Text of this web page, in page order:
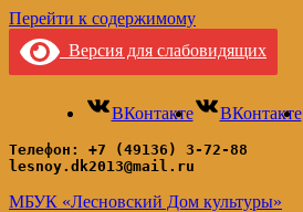
Перейти к содержимому
Версия для слабовидящих
ВКонтакте ВКонтакте
Телефон: +7 (49136) 3-72-88
lesnoy.dk2013@mail.ru
МБУК «Лесновский Дом культуры»